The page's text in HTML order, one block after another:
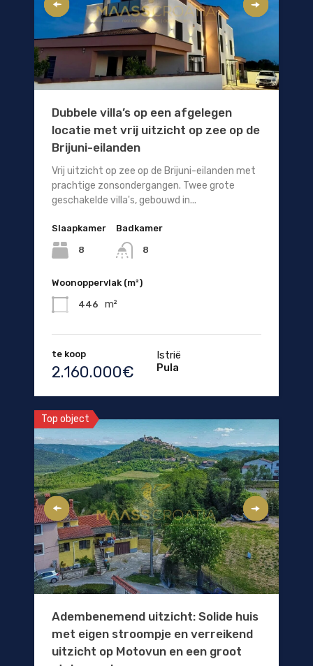
Dubbele villa’s op een afgelegen
locatie met vrij uitzicht op zee op de
Brijuni-eilanden
Vrij uitzicht op zee op de Brijuni-eilanden met
prachtige zonsondergangen. Twee grote
geschakelde villa's, gebouwd in...
Slaapkamer
8
Badkamer
8
Woonoppervlak (m²)
446 m²
te koop
2.160.000€
Istrië
Pula
Top object
Adembenemend uitzicht: Solide huis
met eigen stroompje en verreikend
uitzicht op Motovun en een groot